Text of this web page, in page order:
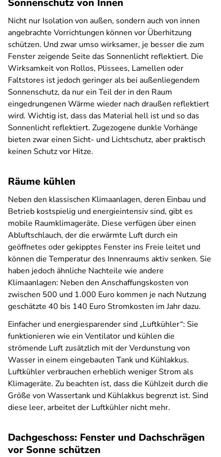
Sonnenschutz von Innen
Nicht nur Isolation von außen, sondern auch von innen
angebrachte Vorrichtungen können vor Überhitzung
schützen. Und zwar umso wirksamer, je besser die zum
Fenster zeigende Seite das Sonnenlicht reflektiert. Die
Wirksamkeit von Rollos, Plissees, Lamellen oder
Faltstores ist jedoch geringer als bei außenliegendem
Sonnenschutz, da nur ein Teil der in den Raum
eingedrungenen Wärme wieder nach draußen reflektiert
wird. Wichtig ist, dass das Material hell ist und so das
Sonnenlicht reflektiert. Zugezogene dunkle Vorhänge
bieten zwar einen Sicht- und Lichtschutz, aber praktisch
keinen Schutz vor Hitze.
Räume kühlen
Neben den klassischen Klimaanlagen, deren Einbau und
Betrieb kostspielig und energieintensiv sind, gibt es
mobile Raumklimageräte. Diese verfügen über einen
Abluftschlauch, der die erwärmte Luft durch ein
geöffnetes oder gekipptes Fenster ins Freie leitet und
können die Temperatur des Innenraums aktiv senken. Sie
haben jedoch ähnliche Nachteile wie andere
Klimaanlagen: Neben den Anschaffungskosten von
zwischen 500 und 1.000 Euro kommen je nach Nutzung
geschätzte 40 bis 140 Euro Stromkosten im Jahr dazu.
Einfacher und energiesparender sind „Luftkühler“: Sie
funktionieren wie ein Ventilator und kühlen die
strömende Luft zusätzlich mit der Verdunstung von
Wasser in einem eingebauten Tank und Kühlakkus.
Luftkühler verbrauchen erheblich weniger Strom als
Klimageräte. Zu beachten ist, dass die Kühlzeit durch die
Größe von Wassertank und Kühlakkus begrenzt ist. Sind
diese leer, arbeitet der Luftkühler nicht mehr.
Dachgeschoss: Fenster und Dachschrägen
vor Sonne schützen